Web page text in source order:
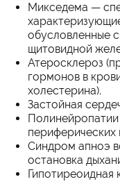
Микседема —
обусловленные
щитовидной
Атеросклероз
гормонов в
холестерина).
Застойная
периферических
Синдром апноэ
остановка